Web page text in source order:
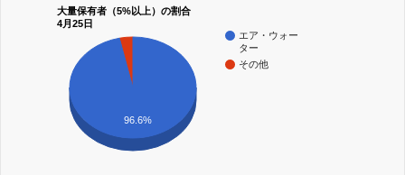
大量保有者（5%以上）の割合
4月25日
エア・ウォー
ター
その他
96.6%